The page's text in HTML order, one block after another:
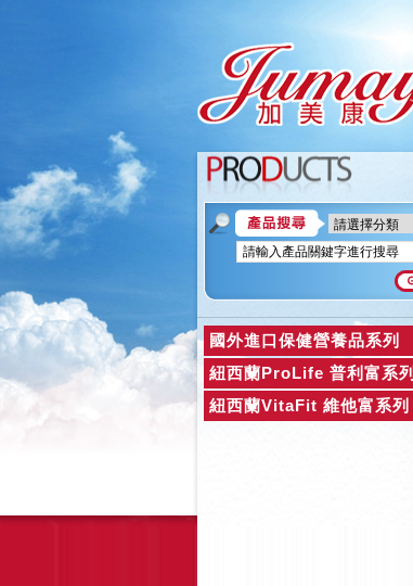
國外進口保健營養品系列
紐西蘭ProLife 普利富系列
紐西蘭VitaFit 維他富系列